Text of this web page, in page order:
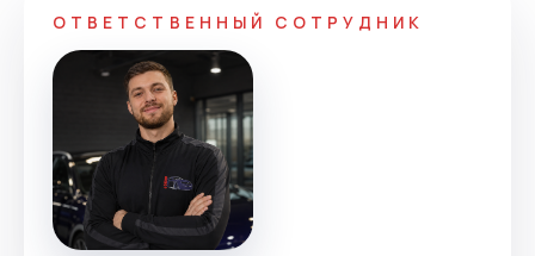
ОТВЕТСТВЕННЫЙ СОТРУДНИК